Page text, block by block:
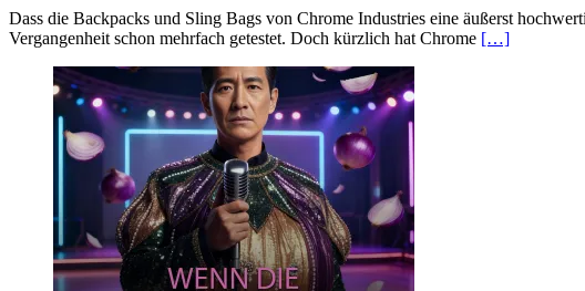
Dass die Backpacks und Sling Bags von Chrome Industries eine äußerst
Vergangenheit schon mehrfach getestet. Doch kürzlich hat Chrome […]